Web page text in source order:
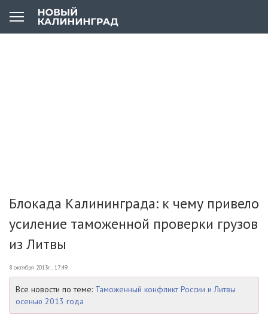
Блокада Калининграда: к чему привело
усиление таможенной проверки грузов
из Литвы
8 октября 2013г., 17:49
Все новости по теме: Таможенный конфликт России и Литвы
осенью 2013 года